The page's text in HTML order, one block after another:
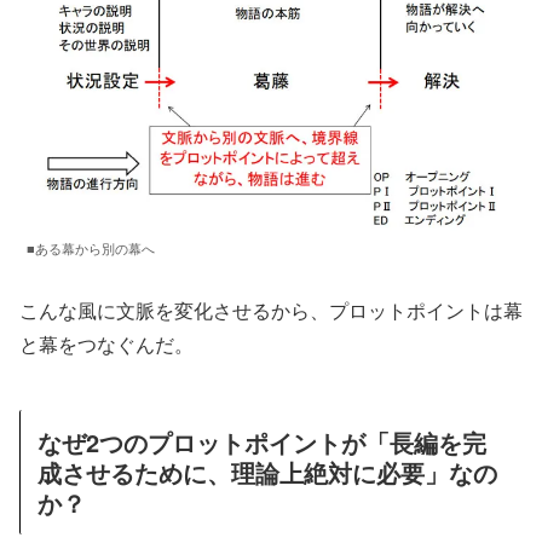
■ある幕から別の幕へ
こんな風に文脈を変化させるから、プロットポイントは幕
と幕をつなぐんだ。
なぜ2つのプロットポイントが「長編を完
成させるために、理論上絶対に必要」なの
か？